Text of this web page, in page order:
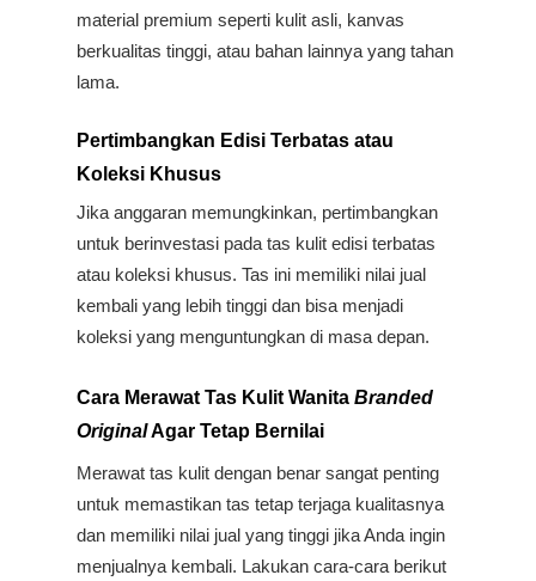
material premium seperti kulit asli, kanvas
berkualitas tinggi, atau bahan lainnya yang tahan
lama.
Pertimbangkan Edisi Terbatas atau
Koleksi Khusus
Jika anggaran memungkinkan, pertimbangkan
untuk berinvestasi pada tas kulit edisi terbatas
atau koleksi khusus. Tas ini memiliki nilai jual
kembali yang lebih tinggi dan bisa menjadi
koleksi yang menguntungkan di masa depan.
Cara Merawat Tas Kulit Wanita Branded
Original Agar Tetap Bernilai
Merawat tas kulit dengan benar sangat penting
untuk memastikan tas tetap terjaga kualitasnya
dan memiliki nilai jual yang tinggi jika Anda ingin
menjualnya kembali. Lakukan cara-cara berikut